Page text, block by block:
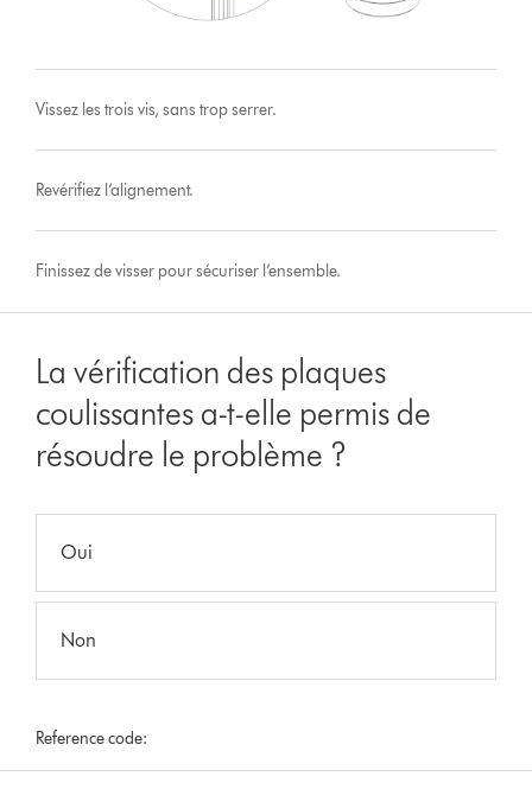
Vissez les trois vis, sans trop serrer.
Revérifiez l’alignement.
Finissez de visser pour sécuriser l’ensemble.
La vérification des plaques
coulissantes a-t-elle permis de
résoudre le problème ?
Oui
Non
Reference code: